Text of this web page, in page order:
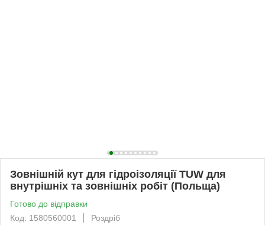
Зовнішній кут для гідроізоляції TUW для
внутрішніх та зовнішніх робіт (Польща)
Готово до відправки
Код: 1580560001
Роздріб